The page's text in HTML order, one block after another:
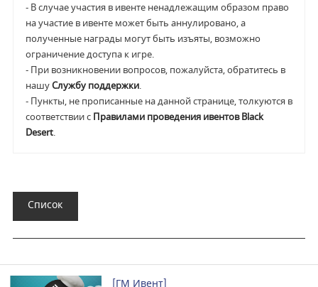
- В случае участия в ивенте ненадлежащим образом право
на участие в ивенте может быть аннулировано, а
полученные награды могут быть изъяты, возможно
ограничение доступа к игре.
- При возникновении вопросов, пожалуйста, обратитесь в
нашуСлужбу поддержки.
- Пункты, не прописанные на данной странице, толкуются в
соответствии с Правилами проведения ивентов Black
Desert.
Список
[ГМ Ивент]